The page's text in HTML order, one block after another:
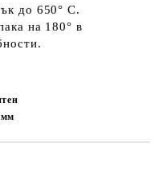
до 650° С.
на 180° в
мм